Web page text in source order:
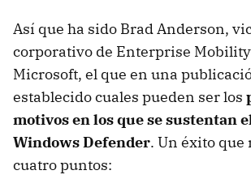
Así que ha sido Brad Anderson,
corporativo de Enterprise
Microsoft, el que en una
establecido cuales pueden ser los
motivos en los que se sustentan
Windows Defender. Un éxito que
cuatro puntos: